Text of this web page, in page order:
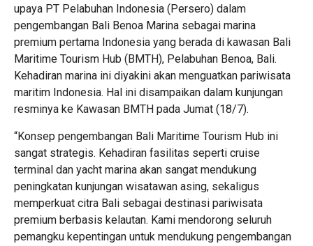
upaya PT Pelabuhan Indonesia (Persero) dalam
pengembangan Bali Benoa Marina sebagai marina
premium pertama Indonesia yang berada di kawasan Bali
Maritime Tourism Hub (BMTH), Pelabuhan Benoa, Bali.
Kehadiran marina ini diyakini akan menguatkan pariwisata
maritim Indonesia. Hal ini disampaikan dalam kunjungan
resminya ke Kawasan BMTH pada Jumat (18/7).
“Konsep pengembangan Bali Maritime Tourism Hub ini
sangat strategis. Kehadiran fasilitas seperti cruise
terminal dan yacht marina akan sangat mendukung
peningkatan kunjungan wisatawan asing, sekaligus
memperkuat citra Bali sebagai destinasi pariwisata
premium berbasis kelautan. Kami mendorong seluruh
pemangku kepentingan untuk mendukung pengembangan